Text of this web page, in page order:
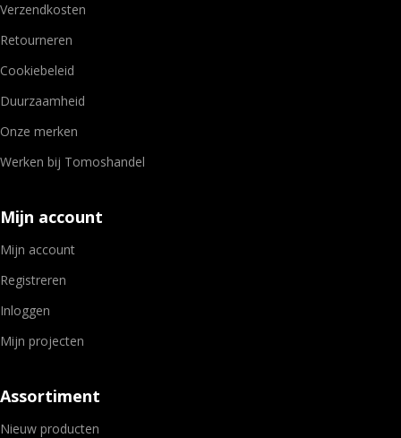
Verzendkosten
Retourneren
Cookiebeleid
Duurzaamheid
Onze merken
Werken bij Tomoshandel
Mijn account
Mijn account
Registreren
Inloggen
Mijn projecten
Assortiment
Nieuw producten